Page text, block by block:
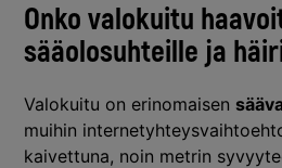
Onko valokuitu
sääolosuhteille ja
Valokuitu on erinomaisen
muihin
kaivettuna, noin metrin